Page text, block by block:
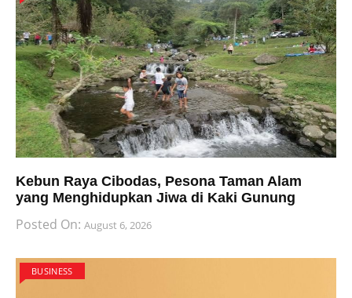
Kebun Raya Cibodas, Pesona Taman Alam
yang Menghidupkan Jiwa di Kaki Gunung
Posted On: August 6, 2026
BUSINESS